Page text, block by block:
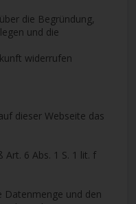
die Begründung,
und die
widerrufen
dieser Webseite das
6 Abs. 1 S. 1 lit. f
Datenmenge und den